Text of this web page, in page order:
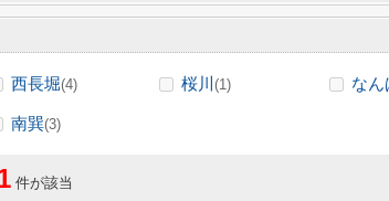
西長堀(4) 桜川 (1) なん
南巽(3)
件が該当